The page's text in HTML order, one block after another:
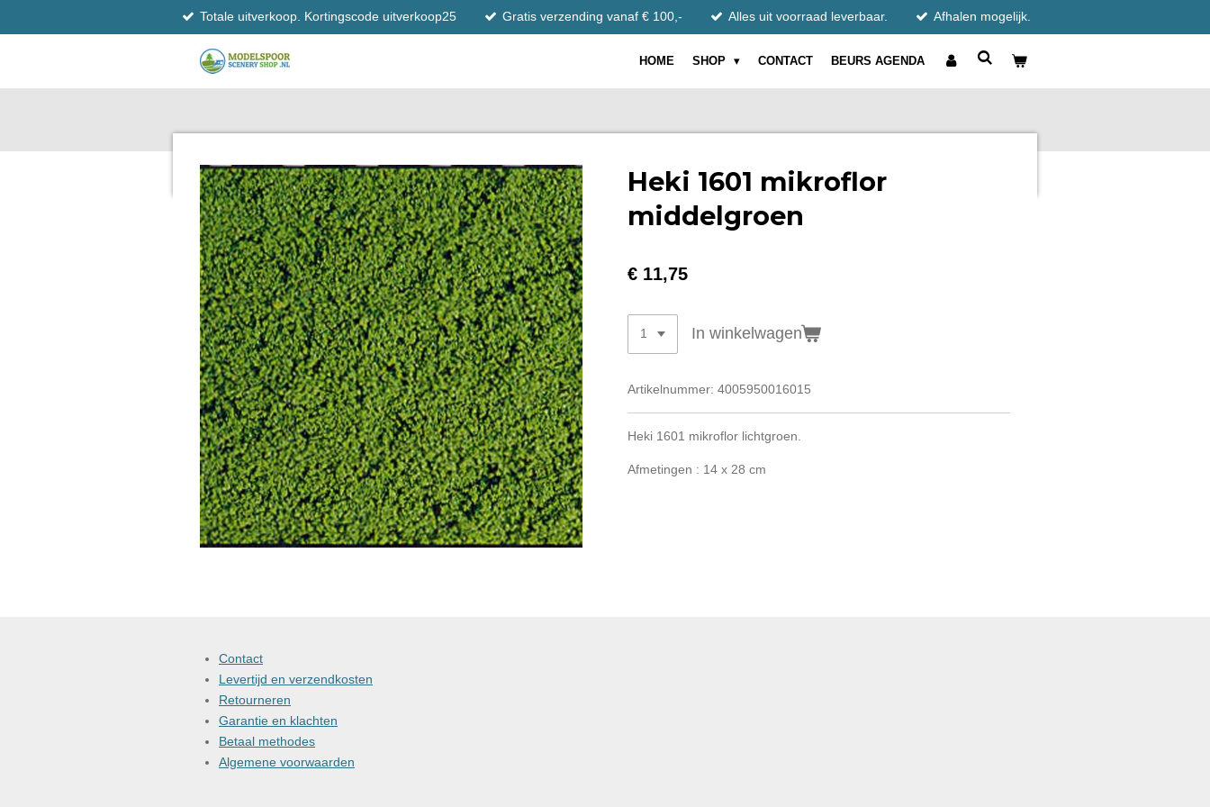
direct
Totale uitverkoop. Kortingscode uitverkoop25 Gratis verzending vanaf € 100,- Alles uit voorraad leverbaar. Afhalen mogelijk.
HOME SHOP CONTACT BEURS AGENDA
Heki 1601 mikroflor
middelgroen
€ 11,75
In winkelwagen
Artikelnummer: 4005950016015
Heki 1601 mikroflor lichtgroen.
Afmetingen : 14 x 28 cm
Contact
Levertijd en verzendkosten
Retourneren
Garantie en klachten
Betaal methodes
Algemene voorwaarden